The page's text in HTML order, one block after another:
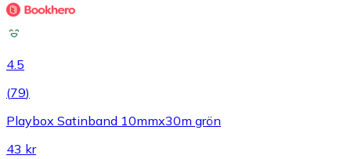
4.5
(79)
Playbox Satinband 10mmx30m grön
43 kr